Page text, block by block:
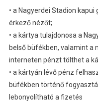
• a Nagyerdei Stadion
érkező nézőt;
• a kártya tulajdonosa a
belső büfékben, valamint a
interneten pénzt tölthet a
• a kártyán lévő pénz
büfékben történő
lebonyolítható a fizetés